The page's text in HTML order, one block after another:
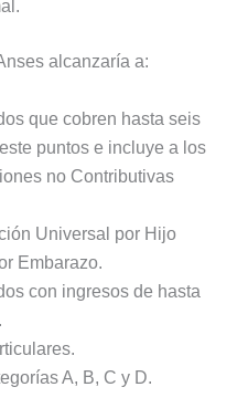
alcanzaría a:
que cobren hasta seis
puntos e incluye a los
no Contributivas
Universal por Hijo
Embarazo.
con ingresos de hasta
A, B, C y D.